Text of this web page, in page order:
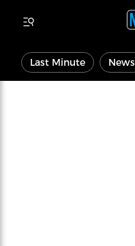
Last Minute News